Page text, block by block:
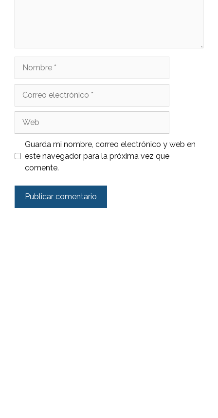
electrónico
Guarda mi nombre, correo electrónico y web en
este navegador para la próxima vez que
comente.